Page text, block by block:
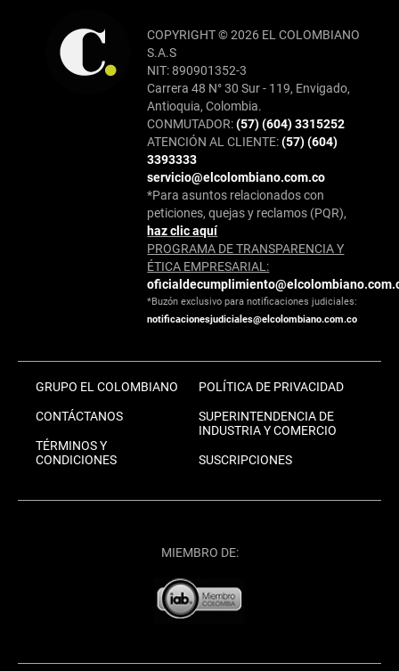
COPYRIGHT © 2026 EL COLOMBIANO
S.A.S
NIT: 890901352-3
Carrera 48 N° 30 Sur - 119, Envigado,
Antioquia, Colombia.
CONMUTADOR:(57) (604) 3315252
ATENCIÓN AL CLIENTE:(57) (604)
3393333
servicio@elcolombiano.com.co
*Para asuntos relacionados con
peticiones, quejas y reclamos (PQR),
haz clic aquí
PROGRAMA DE TRANSPARENCIA Y
ÉTICA EMPRESARIAL:
*Buzón exclusivo para notificaciones judiciales:
notificacionesjudiciales@elcolombiano.com.co
GRUPO EL COLOMBIANO
CONTÁCTANOS
TÉRMINOS Y
CONDICIONES
POLÍTICA DE PRIVACIDAD
SUPERINTENDENCIA DE
INDUSTRIA Y COMERCIO
SUSCRIPCIONES
MIEMBRO DE: